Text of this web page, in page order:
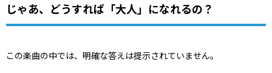
じゃあ、どうすれば「大人」になれるの？
この楽曲の中では、明確な答えは提示されていません。